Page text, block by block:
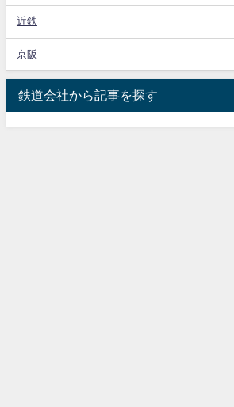
近鉄
京阪
鉄道会社から記事を探す